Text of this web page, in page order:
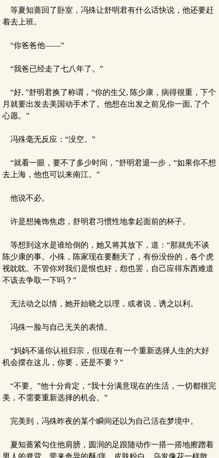
等夏知蔷回了卧室，冯殊让舒明君有什么话快说，他还要赶
着去上班。
“你爸爸他——”
“我爸已经走了七八年了。”
“好, ”舒明君换了称谓，“你的生父, 陈少康，病得很重，下个
月就要出发去美国动手术了。他想在出发之前见你一面, 了个
心愿。”
冯殊毫无反应：“没空。”
“就看一眼，要不了多少时间，”舒明君退一步，“如果你不想
去上海，他也可以来南江。”
他说不必。
许是想掩饰焦虑，舒明君习惯性地拿起面前的杯子。
等想到这水是谁给倒的，她又将其放下，道：“那就先不谈
陈少康的事。小殊，陈家现在要翻天了，有份没份的，各个虎
视眈眈。不管你对我们是恨也好，怨也罢，自己应得东西难道
不该去争取一下吗？”
无法动之以情，她开始晓之以理，或者说，诱之以利。
冯殊一脸与自己无关的表情。
“妈妈不逼你认祖归宗，但现在有一个重新选择人生的大好
机会摆在这儿，你要，还是不要？”
“不要。”他十分肯定，“我十分满意现在的生活，一切都很完
美，不需要重新选择的机会。”
完美到，冯殊昨夜的某个瞬间还以为自己活在梦境中。
夏知蔷紧勾住他肩膀，圆润的足跟随动作一搭一搭地擦蹭着
男人的脊背，带来奇异的酥/痒。皮肤粉白，乌发像花一样散